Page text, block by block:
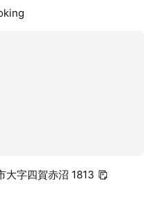
字四賀赤沼 1813